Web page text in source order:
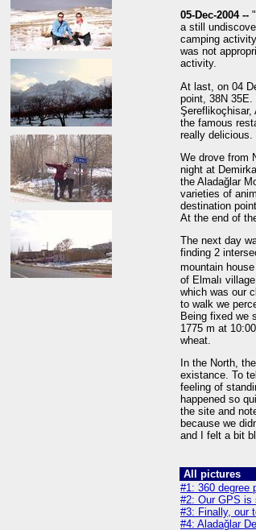
05-Dec-2004 --
a still
camping
was not
activity.
At last, on 04
point, 38N
Şereflikoçhisar,
the famous
really delicious.
We drove from
night at
the Aladağlar
varieties of
destination
At the end of
The next day
finding 2
mountain
of Elmalı
which was our
to walk we
Being fixed we
1775 m at
wheat.
In the North,
existance. To
feeling of
happened so
the site and
because we
and I felt a bit
All pictures
#1: 360 degree
#2: Our GPS is
#3: Finally, our
#4: Aladağlar